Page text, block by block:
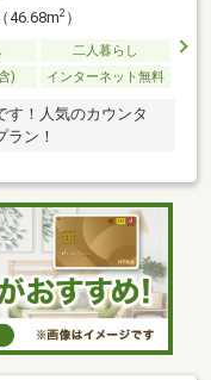
46.68m2）
二人暮らし
) インターネット無料
す！人気のカウンタ
ラン！